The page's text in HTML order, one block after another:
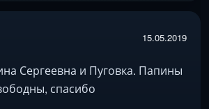
15.05.2019
Сергеевна и Пуговка. Папины
спасибо